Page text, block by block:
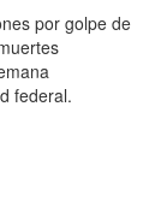
por golpe de
federal.